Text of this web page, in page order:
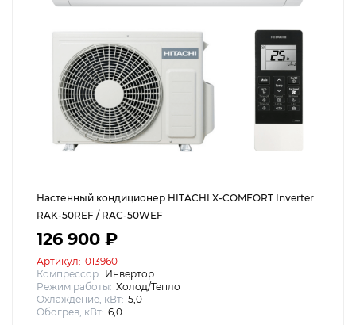
Настенный кондиционер HITACHI X-COMFORT Inverter
RAK-50REF / RAC-50WEF
126 900 ₽
Артикул: 013960
Компрессор: Инвертор
Режим работы: Холод/Тепло
Охлаждение, кВт: 5,0
Обогрев, кВт: 6,0